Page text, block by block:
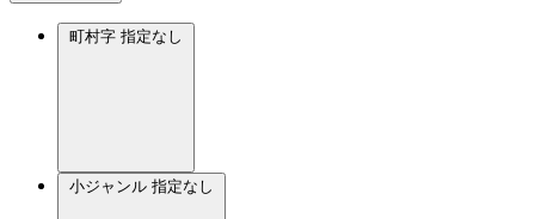
町村字 指定なし
小ジャンル 指定なし